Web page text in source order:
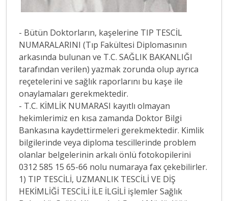
- Bütün Doktorların, kaşelerine TIP TESCİL
NUMARALARINI (Tıp Fakültesi Diplomasının
arkasında bulunan ve T.C. SAĞLIK BAKANLIĞI
tarafından verilen) yazmak zorunda olup ayrıca
reçetelerini ve sağlık raporlarını bu kaşe ile
onaylamaları gerekmektedir.
- T.C. KİMLİK NUMARASI kayıtlı olmayan
hekimlerimiz en kısa zamanda Doktor Bilgi
Bankasına kaydettirmeleri gerekmektedir. Kimlik
bilgilerinde veya diploma tescillerinde problem
olanlar belgelerinin arkalı önlü fotokopilerini
0312 585 15 65-66 nolu numaraya fax çekebilirler.
1) TIP TESCİLİ, UZMANLIK TESCİLİ VE DİŞ
HEKİMLİĞİ TESCİLİ İLE İLGİLİ işlemler Sağlık